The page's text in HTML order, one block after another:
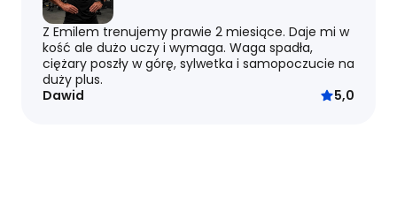
Z Emilem trenujemy prawie 2 miesiące. Daje mi w
kość ale dużo uczy i wymaga. Waga spadła,
ciężary poszły w górę, sylwetka i samopoczucie na
duży plus.
Dawid
5,0